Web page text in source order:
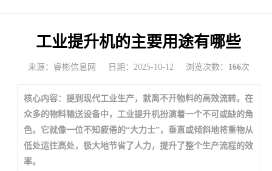
工业提升机的主要用途有哪些
来源：睿彬信息网 日期：2025-10-12 浏览次数： 166次
核心内容：提到现代工业生产，就离不开物料的高效流转。在
众多的物料输送设备中，工业提升机扮演着一个不可或缺的角
色。它就像一位不知疲倦的“大力士”，垂直或倾斜地将重物从
低处运往高处，极大地节省了人力，提升了整个生产流程的效
率。